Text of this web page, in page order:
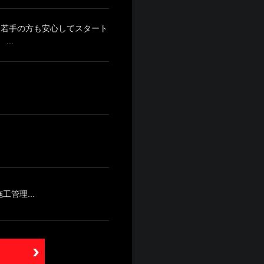
手の方も安心してスタート
...
管理...